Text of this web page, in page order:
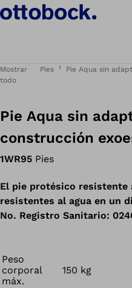
Mostrar
todo
Pies Pie Aqua sin
Pie Aqua sin
construcción
1WR95 Pies
El pie protésico resistente
resistentes al agua en un
No. Registro Sanitario:
Peso
corporal
máx.
150 kg